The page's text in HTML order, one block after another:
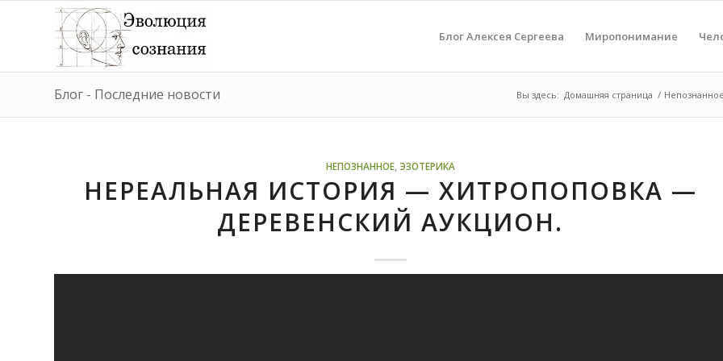
Блог Алексея Сергеева Миропонимание
Блог - Последние новости Вы здесь: Домашняя страница /
НЕПОЗНАННОЕ, ЭЗОТЕРИКА
НЕРЕАЛЬНАЯ ИСТОРИЯ — ХИТРОПОПОВКА —
ДЕРЕВЕНСКИЙ АУКЦИОН.